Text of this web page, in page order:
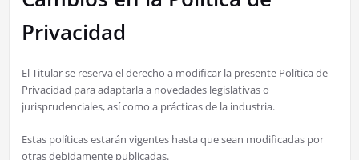
Privacidad
El Titular se reserva el derecho a modificar la presente Política de
Privacidad para adaptarla a novedades legislativas o
jurisprudenciales, así como a prácticas de la industria.
Estas políticas estarán vigentes hasta que sean modificadas por
otras debidamente publicadas.